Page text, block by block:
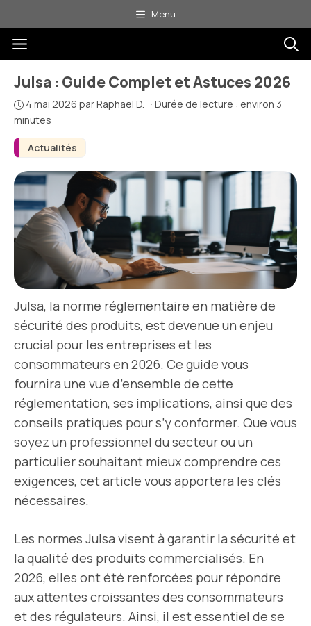
au
contenu
Menu
Menu
Actualités
Julsa : Guide Complet et Astuces 2026
4 mai 2026 parRaphaël D. · Durée de lecture : environ 3
minutes
Julsa, la norme réglementaire en matière de
sécurité des produits, est devenue un enjeu
crucial pour les entreprises et les
consommateurs en 2026. Ce guide vous
fournira une vue d’ensemble de cette
réglementation, ses implications, ainsi que des
conseils pratiques pour s’y conformer. Que vous
soyez un professionnel du secteur ou un
particulier souhaitant mieux comprendre ces
exigences, cet article vous apportera les clés
nécessaires.
Les normes Julsa visent à garantir la sécurité et
la qualité des produits commercialisés. En
2026, elles ont été renforcées pour répondre
aux attentes croissantes des consommateurs
et des régulateurs. Ainsi, il est essentiel de se